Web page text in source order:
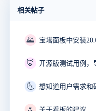
相关帖子
🌄 宝塔面板中安装
🦊 开源版测试用例，
🌜 想知道用户需求和
🌷